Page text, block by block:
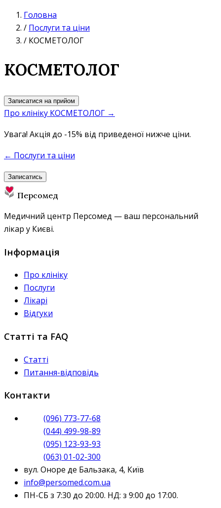
Головна
/ Послуги та ціни
/ КОСМЕТОЛОГ
КОСМЕТОЛОГ
Записатися на прийом
Про клініку КОСМЕТОЛОГ →
Увага! Акція до -15% від приведеної нижче ціни.
← Послуги та ціни
Записатись
Персомед
Медичний центр Персомед — ваш персональний
лікар у Києві.
Інформація
Про клініку
Послуги
Лікарі
Відгуки
Статті та FAQ
Статті
Питання-відповідь
Контакти
(096) 773-77-68
(044) 499-98-89
(095) 123-93-93
(063) 01-02-300
вул. Оноре де Бальзака, 4, Київ
info@persomed.com.ua
ПН-СБ з 7:30 до 20:00. НД: з 9:00 до 17:00.